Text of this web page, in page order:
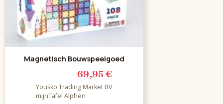
Magnetisch Bouwspeelgoed
69,95 €
Yousko Trading Market BV
mijnTafel Alphen